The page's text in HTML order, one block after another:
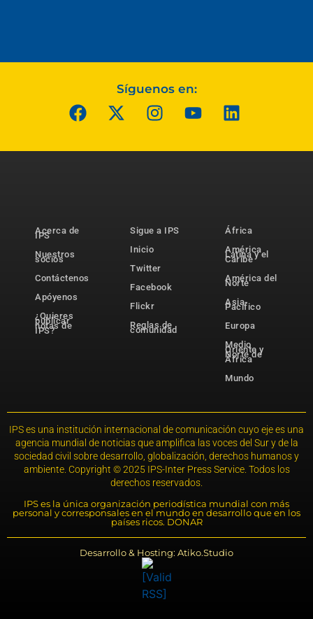
Síguenos en:
Acerca de
IPS
Nuestros
socios
Contáctenos
Apóyenos
¿Quieres
publicar
notas de
IPS?
Sigue a IPS
Inicio
Twitter
Facebook
Flickr
Reglas de
comunidad
África
América
Latina y el
Caribe
América del
Norte
Asia-
Pacífico
Europa
Medio
Oriente y
Norte de
África
Mundo
IPS es una institución internacional de comunicación cuyo eje es una
agencia mundial de noticias que amplifica las voces del Sur y de la
sociedad civil sobre desarrollo, globalización, derechos humanos y
ambiente. Copyright © 2025 IPS-Inter Press Service. Todos los
derechos reservados.
IPS es la única organización periodística mundial con más
personal y corresponsales en el mundo en desarrollo que en los
países ricos. DONAR
Desarrollo & Hosting: Atiko.Studio